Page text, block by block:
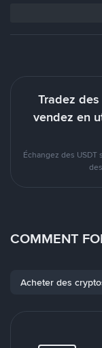
Tradez
vendez en
Échangez des
COMMENT
Acheter des